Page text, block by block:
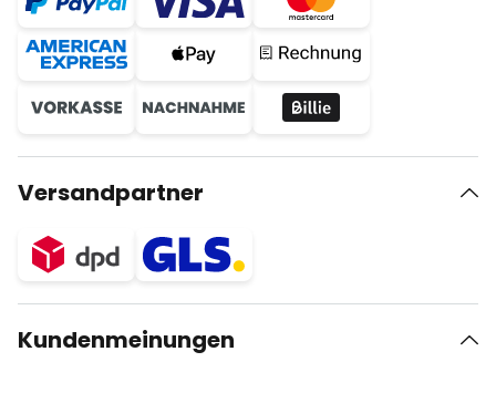
Versandpartner
Kundenmeinungen